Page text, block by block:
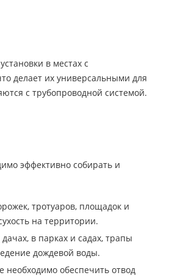
в местах с
делает их универсальными для
с трубопроводной системой.
эффективно собирать и
тротуаров, площадок и
на территории.
в парках и садах, трапы
дождевой воды.
обеспечить отвод